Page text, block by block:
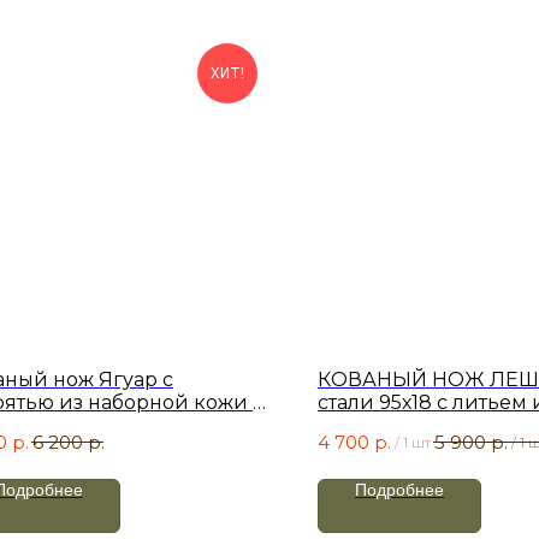
ХИТ!
нож Ягуар с
из наборной кожи и
р. 6 200 р.
КОВАНЫЙ НОЖ
стали 95х18 с литьем
4 700 р. / 1 шт 5 900 р. / 1
Подробнее